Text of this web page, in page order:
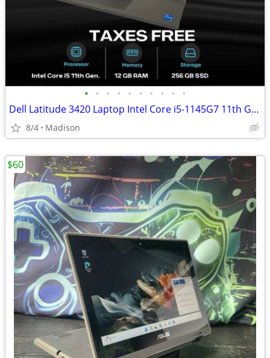
• • • • • • • • • •
Dell Latitude 3420 Laptop Intel Core i5-1145G7 11th Gen 12GB RAM 256GB
8/4 Madison
$60